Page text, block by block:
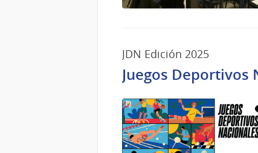
JDN Edición 2025
Juegos Deportivos